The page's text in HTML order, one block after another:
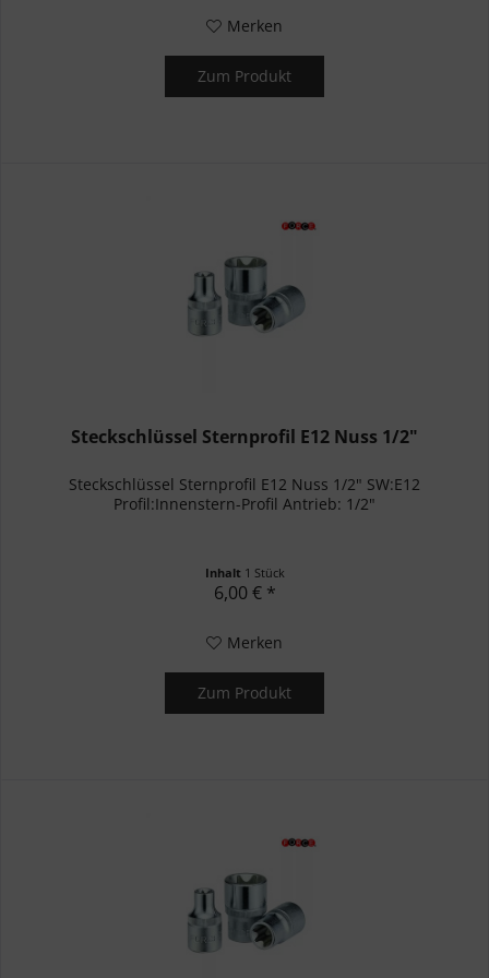
Merken
Zum Produkt
Steckschlüssel Sternprofil E12 Nuss 1/2"
Steckschlüssel Sternprofil E12 Nuss 1/2" SW:E12
Profil:Innenstern-Profil Antrieb: 1/2"
Inhalt 1 Stück
6,00 € *
Merken
Zum Produkt